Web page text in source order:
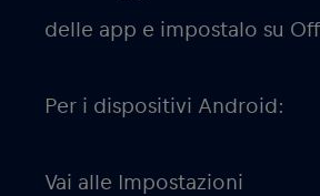
delle app e impostalo su
Per i dispositivi Android:
Vai alle Impostazioni